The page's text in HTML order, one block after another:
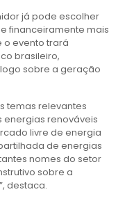
já pode escolher
financeiramente mais
o evento trará
brasileiro,
sobre a geração
temas relevantes
renováveis
livre de energia
de energias
nomes do setor
sobre a
destaca.